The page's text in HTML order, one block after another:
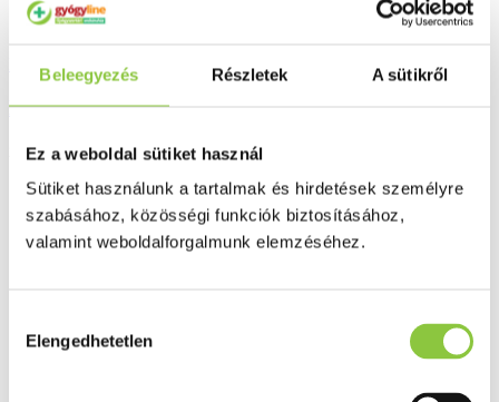
Beleegyezés Részletek A sütikről
Ez a weboldal sütiket használ
Sütiket használunk a tartalmak és hirdetések személyre
szabásához, közösségi funkciók biztosításához,
valamint weboldalforgalmunk elemzéséhez.
kiválasztása
Elengedhetetlen
Elolvasom
Ez történik a testeddel fogyás közben
2021.05.18